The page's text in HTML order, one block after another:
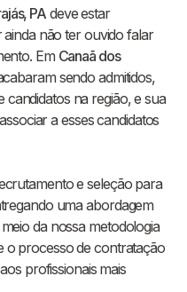
PA deve estar
não ter ouvido falar
Em Canaã dos
sendo admitidos,
na região, e sua
a esses candidatos
e seleção para
uma abordagem
da nossa metodologia
o processo de contratação
profissionais mais